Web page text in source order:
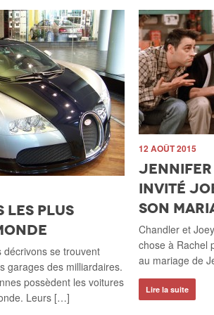
les plus
décrivons se trouvent
garages des milliardaires.
possèdent les voitures
Leurs […]
12 AOÛT 2015
Jennifer
invité
son
Chandler et
chose à Rachel
au mariage de
Lire la suite